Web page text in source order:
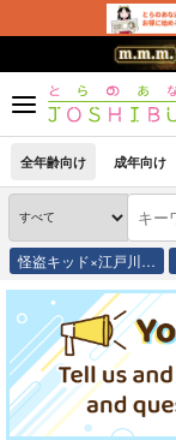
全年齢向け 成年向け
怪盗キッド×江戸川…